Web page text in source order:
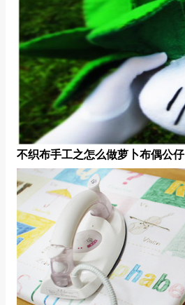
不织布手工之怎么做萝卜布偶公仔